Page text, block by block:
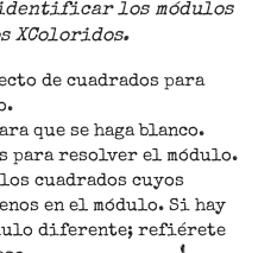
los módulos
XColoridos.
de cuadrados para
que se haga blanco.
para resolver el módulo.
cuadrados cuyos
en el módulo. Si hay
diferente; refiérete